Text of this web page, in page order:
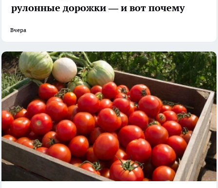
рулонные дорожки — и вот почему
Вчера